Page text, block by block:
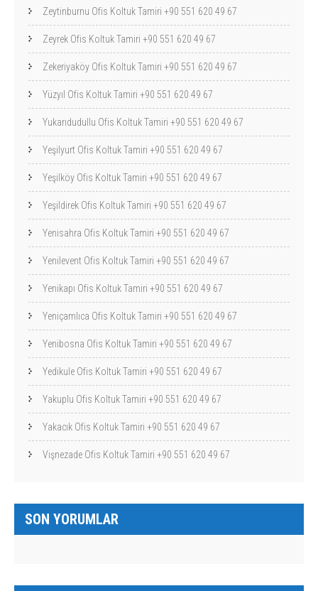
Zeytinburnu Ofis Koltuk Tamiri +90 551 620 49 67
Zeyrek Ofis Koltuk Tamiri +90 551 620 49 67
Zekeriyaköy Ofis Koltuk Tamiri +90 551 620 49 67
Yüzyıl Ofis Koltuk Tamiri +90 551 620 49 67
Yukarıdudullu Ofis Koltuk Tamiri +90 551 620 49 67
Yeşilyurt Ofis Koltuk Tamiri +90 551 620 49 67
Yeşilköy Ofis Koltuk Tamiri +90 551 620 49 67
Yeşildirek Ofis Koltuk Tamiri +90 551 620 49 67
Yenisahra Ofis Koltuk Tamiri +90 551 620 49 67
Yenilevent Ofis Koltuk Tamiri +90 551 620 49 67
Yenikapı Ofis Koltuk Tamiri +90 551 620 49 67
Yeniçamlıca Ofis Koltuk Tamiri +90 551 620 49 67
Yenibosna Ofis Koltuk Tamiri +90 551 620 49 67
Yedikule Ofis Koltuk Tamiri +90 551 620 49 67
Yakuplu Ofis Koltuk Tamiri +90 551 620 49 67
Yakacık Ofis Koltuk Tamiri +90 551 620 49 67
Vişnezade Ofis Koltuk Tamiri +90 551 620 49 67
SON YORUMLAR